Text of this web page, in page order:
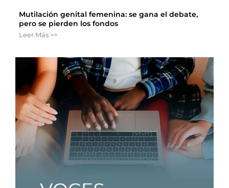
Mutilación genital femenina: se gana el debate,
pero se pierden los fondos
Leer Más >>